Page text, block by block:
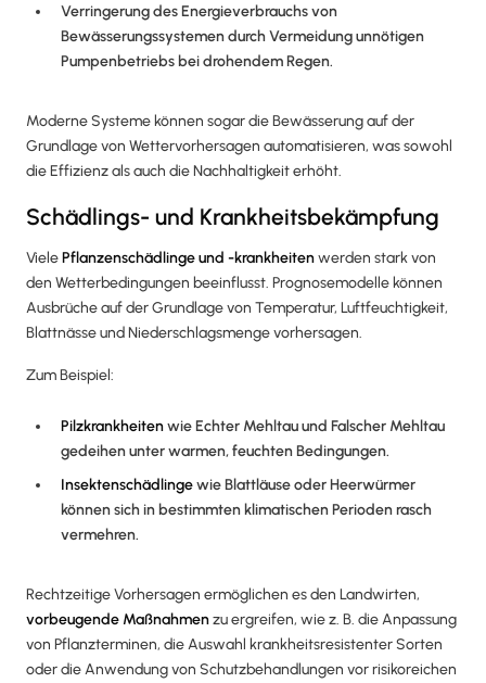
Verringerung des Energieverbrauchs von
Bewässerungssystemen durch Vermeidung unnötigen
Pumpenbetriebs bei drohendem Regen.
Moderne Systeme können sogar die Bewässerung auf der
Grundlage von Wettervorhersagen automatisieren, was sowohl
die Effizienz als auch die Nachhaltigkeit erhöht.
Schädlings- und Krankheitsbekämpfung
VielePflanzenschädlinge und -krankheitenwerden stark von
den Wetterbedingungen beeinflusst. Prognosemodelle können
Ausbrüche auf der Grundlage von Temperatur, Luftfeuchtigkeit,
Blattnässe und Niederschlagsmenge vorhersagen.
Zum Beispiel:
Pilzkrankheitenwie Echter Mehltau und Falscher Mehltau
gedeihen unter warmen, feuchten Bedingungen.
Insektenschädlingewie Blattläuse oder Heerwürmer
können sich in bestimmten klimatischen Perioden rasch
vermehren.
Rechtzeitige Vorhersagen ermöglichen es den Landwirten,
vorbeugende Maßnahmenzu ergreifen, wie z. B. die Anpassung
von Pflanzterminen, die Auswahl krankheitsresistenter Sorten
oder die Anwendung von Schutzbehandlungen vor risikoreichen